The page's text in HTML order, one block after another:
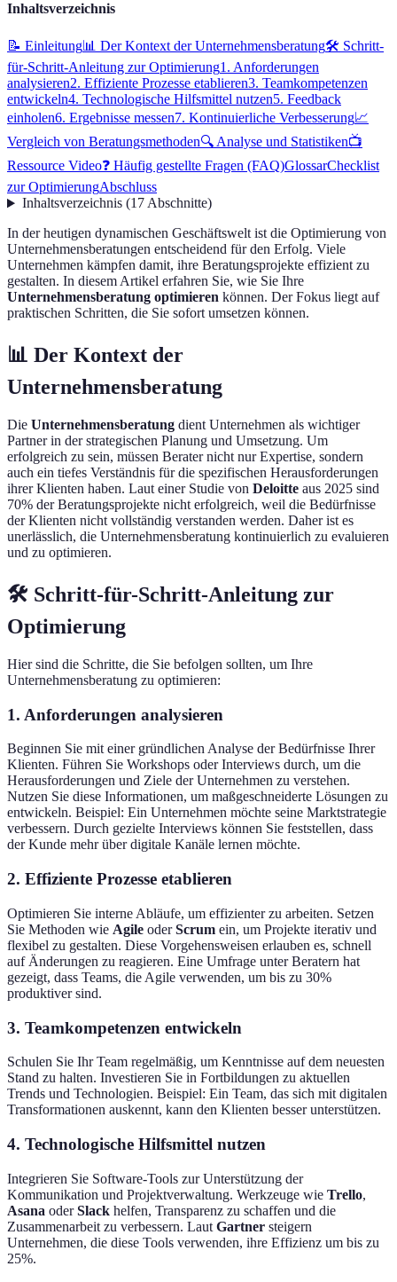
Inhaltsverzeichnis
📝 Einleitung📊 Der Kontext der Unternehmensberatung🛠️ Schritt-
für-Schritt-Anleitung zur Optimierung1. Anforderungen
analysieren2. Effiziente Prozesse etablieren3. Teamkompetenzen
entwickeln4. Technologische Hilfsmittel nutzen5. Feedback
einholen6. Ergebnisse messen7. Kontinuierliche Verbesserung📈
Vergleich von Beratungsmethoden🔍 Analyse und Statistiken📺
Ressource Video❓ Häufig gestellte Fragen (FAQ)GlossarChecklist
zur OptimierungAbschluss
Inhaltsverzeichnis(17Abschnitte)
In der heutigen dynamischen Geschäftswelt ist die Optimierung von
Unternehmensberatungen entscheidend für den Erfolg. Viele
Unternehmen kämpfen damit, ihre Beratungsprojekte effizient zu
gestalten. In diesem Artikel erfahren Sie, wie Sie Ihre
Unternehmensberatung optimieren können. Der Fokus liegt auf
praktischen Schritten, die Sie sofort umsetzen können.
📊 Der Kontext der
Unternehmensberatung
Die Unternehmensberatung dient Unternehmen als wichtiger
Partner in der strategischen Planung und Umsetzung. Um
erfolgreich zu sein, müssen Berater nicht nur Expertise, sondern
auch ein tiefes Verständnis für die spezifischen Herausforderungen
ihrer Klienten haben. Laut einer Studie von Deloitte aus 2025 sind
70% der Beratungsprojekte nicht erfolgreich, weil die Bedürfnisse
der Klienten nicht vollständig verstanden werden. Daher ist es
unerlässlich, die Unternehmensberatung kontinuierlich zu evaluieren
und zu optimieren.
🛠️ Schritt-für-Schritt-Anleitung zur
Optimierung
Hier sind die Schritte, die Sie befolgen sollten, um Ihre
Unternehmensberatung zu optimieren:
1. Anforderungen analysieren
Beginnen Sie mit einer gründlichen Analyse der Bedürfnisse Ihrer
Klienten. Führen Sie Workshops oder Interviews durch, um die
Herausforderungen und Ziele der Unternehmen zu verstehen.
Nutzen Sie diese Informationen, um maßgeschneiderte Lösungen zu
entwickeln. Beispiel: Ein Unternehmen möchte seine Marktstrategie
verbessern. Durch gezielte Interviews können Sie feststellen, dass
der Kunde mehr über digitale Kanäle lernen möchte.
2. Effiziente Prozesse etablieren
Optimieren Sie interne Abläufe, um effizienter zu arbeiten. Setzen
Sie Methoden wie Agile oderScrum ein, um Projekte iterativ und
flexibel zu gestalten. Diese Vorgehensweisen erlauben es, schnell
auf Änderungen zu reagieren. Eine Umfrage unter Beratern hat
gezeigt, dass Teams, die Agile verwenden, um bis zu 30%
produktiver sind.
3. Teamkompetenzen entwickeln
Schulen Sie Ihr Team regelmäßig, um Kenntnisse auf dem neuesten
Stand zu halten. Investieren Sie in Fortbildungen zu aktuellen
Trends und Technologien. Beispiel: Ein Team, das sich mit digitalen
Transformationen auskennt, kann den Klienten besser unterstützen.
4. Technologische Hilfsmittel nutzen
Integrieren Sie Software-Tools zur Unterstützung der
Kommunikation und Projektverwaltung. Werkzeuge wie Trello,
Asana oderSlack helfen, Transparenz zu schaffen und die
Zusammenarbeit zu verbessern. Laut Gartner steigern
Unternehmen, die diese Tools verwenden, ihre Effizienz um bis zu
25%.